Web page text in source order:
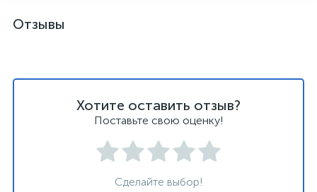
Отзывы
Хотите оставить отзыв?
Поставьте свою оценку!
Сделайте выбор!